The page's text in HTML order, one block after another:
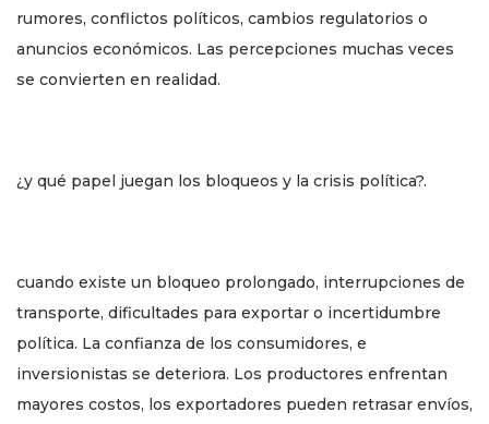
rumores, conflictos políticos, cambios regulatorios o
anuncios económicos. Las percepciones muchas veces
se convierten en realidad.
¿y qué papel juegan los bloqueos y la crisis política?.
cuando existe un bloqueo prolongado, interrupciones de
transporte, dificultades para exportar o incertidumbre
política. La confianza de los consumidores, e
inversionistas se deteriora. Los productores enfrentan
mayores costos, los exportadores pueden retrasar envíos,